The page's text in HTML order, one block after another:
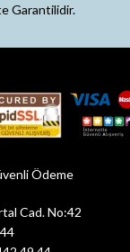
Garantilidir.
Ödeme
Cad. No:42